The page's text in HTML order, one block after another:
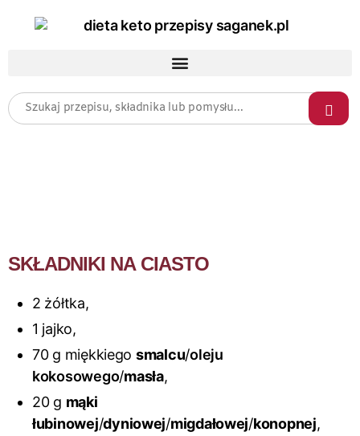
SKŁADNIKI NA CIASTO
2 żółtka,
1 jajko,
70 g miękkiego smalcu/oleju
kokosowego/masła,
20 g mąki
łubinowej/dyniowej/migdałowej/konopnej,